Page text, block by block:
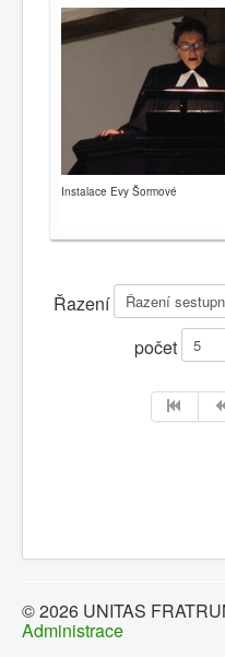
Instalace Evy Šormové
Řazení
počet
© 2026 UNITAS
Administrace